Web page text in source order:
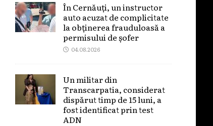
În Cernăuți, un instructor
auto acuzat de complicitate
la obținerea frauduloasă a
permisului de șofer
04.08.2026
Un militar din
Transcarpatia, considerat
dispărut timp de 15 luni, a
fost identificat prin test
ADN